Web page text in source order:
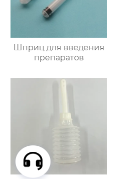
Шприц для введения
препаратов